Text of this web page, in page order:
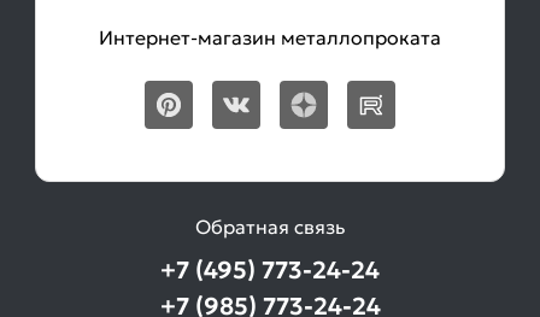
Интернет-магазин металлопроката
Обратная связь
+7 (495) 773-24-24
+7 (985) 773-24-24